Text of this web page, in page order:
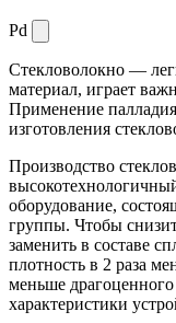
Pd
Стекловолокно —
материал, играет
Применение
изготовления
Производство
оборудование,
группы. Чтобы
заменить в составе
плотность в 2 раза
меньше драгоценного
характеристики